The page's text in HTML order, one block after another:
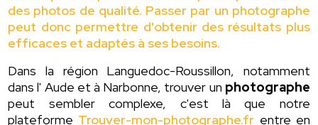
des photos de qualité. Passer par un photographe
peut donc permettre d'obtenir des résultats plus
efficaces et adaptés à ses besoins.
Dans la région Languedoc-Roussillon, notamment
dans l' Aude et à Narbonne, trouver un photographe
peut sembler complexe, c'est là que notre
plateforme Trouver-mon-photographe.fr entre en